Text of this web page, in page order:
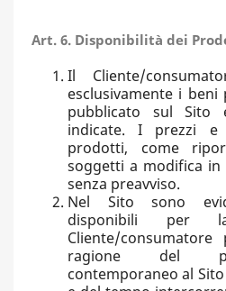
Art. 6. Disponibilità dei
Il Cliente/
esclusivamente i
pubblicato sul Sito
indicate. I prezzi e
prodotti, come
soggetti a modifica
senza preavviso.
Nel Sito sono
disponibili per
Cliente/
ragione del
contemporaneo al